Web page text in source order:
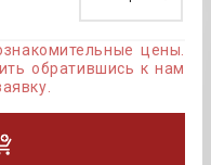
цены.
обратившись к нам